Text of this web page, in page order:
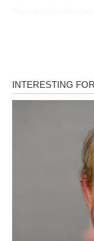
.
kojem se guši,
razjasniti
postaviti jasne
ili doneti odluku
Ako veza ima